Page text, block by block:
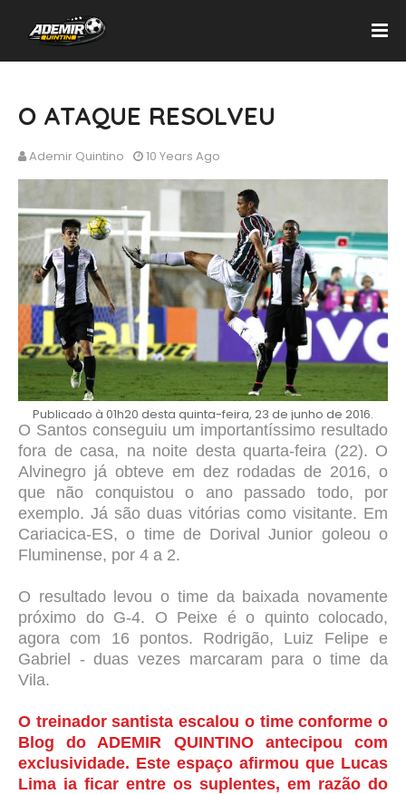
O ATAQUE RESOLVEU
Ademir Quintino 10 Years Ago
Publicado à 01h20 desta quinta-feira, 23 de junho de 2016.
O Santos conseguiu um importantíssimo resultado
fora de casa, na noite desta quarta-feira (22). O
Alvinegro já obteve em dez rodadas de 2016, o
que não conquistou o ano passado todo, por
exemplo. Já são duas vitórias como visitante. Em
Cariacica-ES, o time de Dorival Junior goleou o
Fluminense, por 4 a 2.
O resultado levou o time da baixada novamente
próximo do G-4. O Peixe é o quinto colocado,
agora com 16 pontos. Rodrigão, Luiz Felipe e
Gabriel - duas vezes marcaram para o time da
Vila.
O treinador santista escalou o time conforme o
Blog do ADEMIR QUINTINO antecipou com
exclusividade. Este espaço afirmou que Lucas
Lima ia ficar entre os suplentes, em razão do